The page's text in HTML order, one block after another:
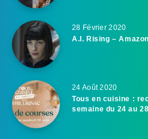
28 Février 2020
A.I. Rising –
24 Août 2020
Tous en cuisine :
semaine du 24 au